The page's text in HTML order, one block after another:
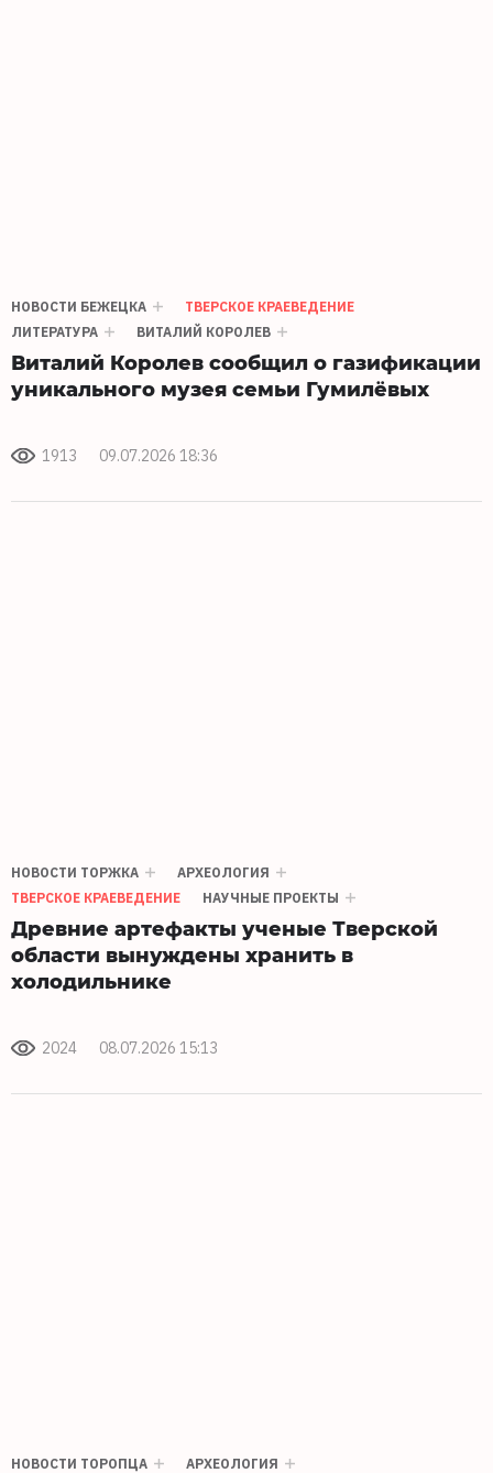
НОВОСТИ БЕЖЕЦКА
ТВЕРСКОЕ КРАЕВЕДЕНИЕ
ЛИТЕРАТУРА
ВИТАЛИЙ КОРОЛЕВ
Виталий Королев сообщил о газификации
уникального музея семьи Гумилёвых
1913 09.07.2026 18:36
НОВОСТИ ТОРЖКА
АРХЕОЛОГИЯ
ТВЕРСКОЕ КРАЕВЕДЕНИЕ
НАУЧНЫЕ ПРОЕКТЫ
Древние артефакты ученые Тверской
области вынуждены хранить в
холодильнике
2024 08.07.2026 15:13
НОВОСТИ ТОРОПЦА
АРХЕОЛОГИЯ